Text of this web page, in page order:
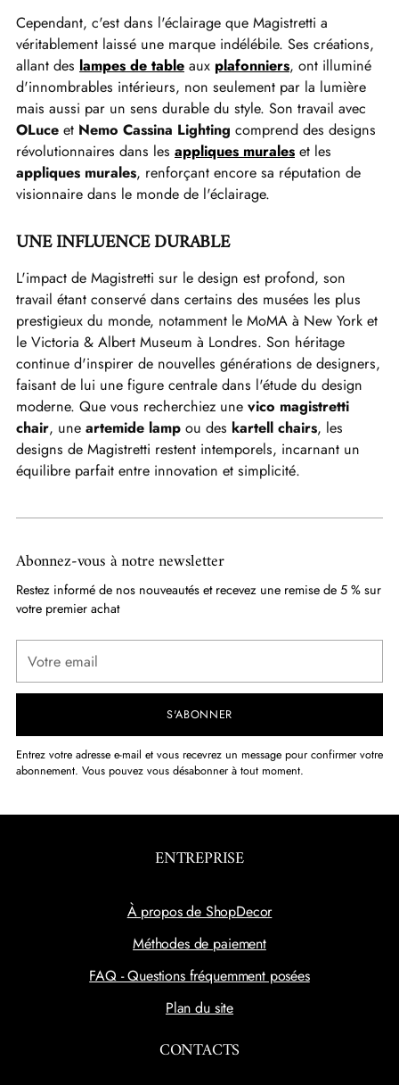
Cependant, c'est dans l'éclairage que Magistretti a
véritablement laissé une marque indélébile. Ses créations,
allant des lampes de table aux plafonniers, ont illuminé
d'innombrables intérieurs, non seulement par la lumière
mais aussi par un sens durable du style. Son travail avec
OLuce et Nemo Cassina Lighting comprend des designs
révolutionnaires dans les appliques murales et les
appliques murales, renforçant encore sa réputation de
visionnaire dans le monde de l'éclairage.
UNE INFLUENCE DURABLE
L'impact de Magistretti sur le design est profond, son
travail étant conservé dans certains des musées les plus
prestigieux du monde, notamment le MoMA à New York et
le Victoria & Albert Museum à Londres. Son héritage
continue d'inspirer de nouvelles générations de designers,
faisant de lui une figure centrale dans l'étude du design
moderne. Que vous recherchiez une vico magistretti
chair, une artemide lamp ou des kartell chairs, les
designs de Magistretti restent intemporels, incarnant un
équilibre parfait entre innovation et simplicité.
Abonnez-vous à notre newsletter
Restez informé de nos nouveautés et recevez une remise de 5 % sur
votre premier achat
email
S'ABONNER
Entrez votre adresse e-mail et vous recevrez un message pour confirmer votre
abonnement. Vous pouvez vous désabonner à tout moment.
ENTREPRISE
À propos de ShopDecor
Méthodes de paiement
FAQ - Questions fréquemment posées
Plan du site
CONTACTS